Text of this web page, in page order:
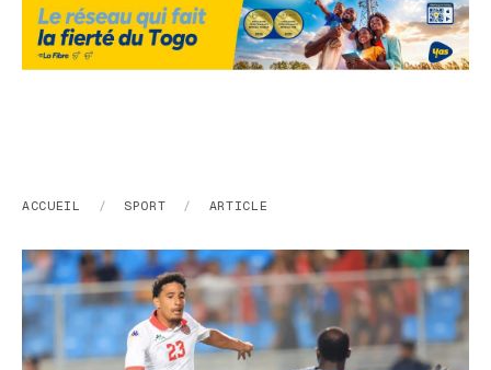
ACCUEIL / SPORT / ARTICLE